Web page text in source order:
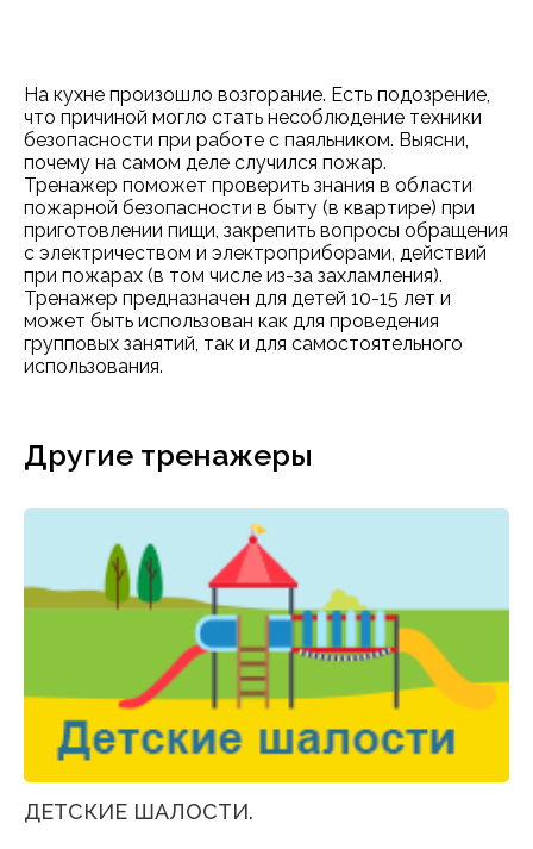
На кухне произошло возгорание. Есть подозрение,
что причиной могло стать несоблюдение техники
безопасности при работе с паяльником. Выясни,
почему на самом деле случился пожар.
Тренажер поможет проверить знания в области
пожарной безопасности в быту (в квартире) при
приготовлении пищи, закрепить вопросы обращения
с электричеством и электроприборами, действий
при пожарах (в том числе из-за захламления).
Тренажер предназначен для детей 10-15 лет и
может быть использован как для проведения
групповых занятий, так и для самостоятельного
использования.
Другие тренажеры
ДЕТСКИЕ ШАЛОСТИ.